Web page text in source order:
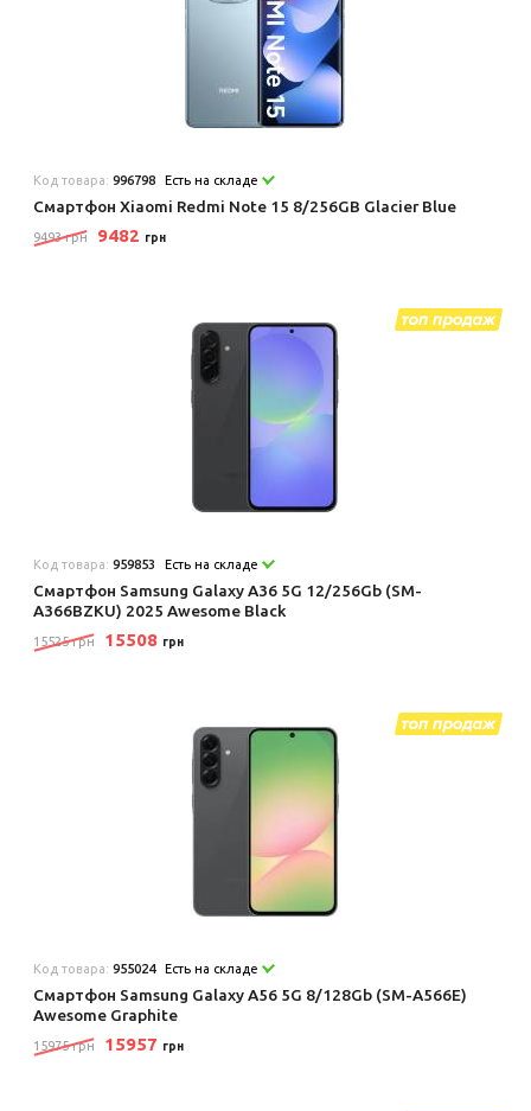
Код товара:996798 Есть на складе
Смартфон Xiaomi Redmi Note 15 8/256GB Glacier Blue
9493 грн 9482 грн
Код товара:959853 Есть на складе
Смартфон Samsung Galaxy A36 5G 12/256Gb (SM-
A366BZKU) 2025 Awesome Black
15525 грн 15508 грн
Код товара:955024 Есть на складе
Смартфон Samsung Galaxy A56 5G 8/128Gb (SM-A566E)
Awesome Graphite
15975 грн 15957 грн